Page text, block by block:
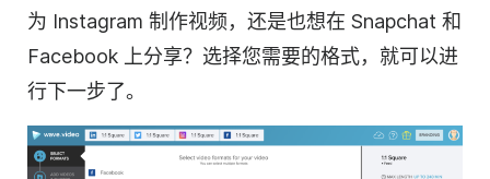
为 Instagram 制作视频，还是也想在 Snapchat 和
Facebook 上分享？选择您需要的格式，就可以进
行下一步了。